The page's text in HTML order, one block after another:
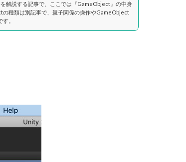
解説する記事で、ここでは『GameObject』の中身
種類は別記事で、親子関係の操作やGameObject
。